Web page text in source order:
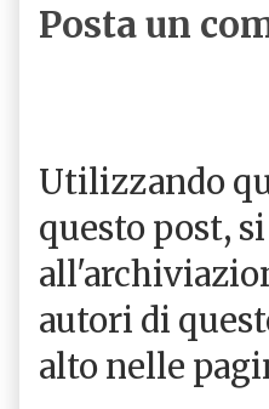
Posta un
Utilizzando
questo post,
autori di
alto nelle